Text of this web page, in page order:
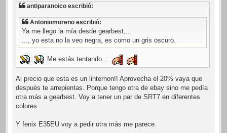
antiparanoico escribió:
Antoniomoreno escribió:
Ya me llego la mía desde gearbest,...
..., yo esta no la veo negra, es como un gris oscuro.
Me estás tentando...
Al precio que esta es un linternon!! Aprovecha el 20% vaya que
después te arrepientas. Porque tengo otra de ebay sino me pedía
otra más a gearbest. Voy a tener un par de SRT7 en diferentes
colores.
Y fenix E35EU voy a pedir otra más me parece.